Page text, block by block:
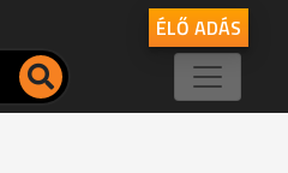
ÉLŐ ADÁS